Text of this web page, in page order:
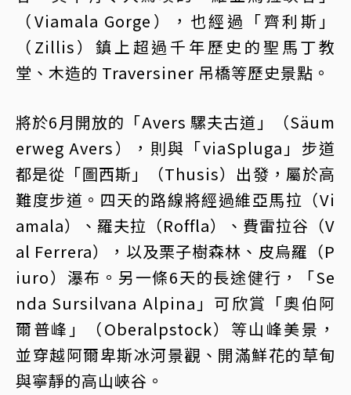
（Viamala Gorge），也經過「齊利斯」
（Zillis）鎮上超過千年歷史的聖馬丁教
堂、木造的 Traversiner 吊橋等歷史景點。
將於6月開放的「Avers 騾夫古道」（Säum
erweg Avers），則與「viaSpluga」步道
都是從「圖西斯」（Thusis）出發，屬於高
難度步道。四天的路線將經過維亞馬拉（Vi
amala）、羅夫拉（Roffla）、費雷拉谷（V
al Ferrera），以及栗子樹森林、皮烏羅（P
iuro）瀑布。另一條6天的長途健行，「Se
nda Sursilvana Alpina」可欣賞「奧伯阿
爾普峰」（Oberalpstock）等山峰美景，
並穿越阿爾卑斯冰河景觀、開滿鮮花的草甸
與寧靜的高山峽谷。